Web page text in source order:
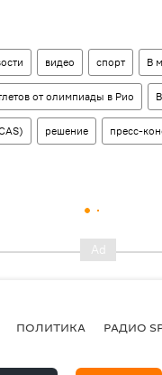
видео спорт В
от олимпиады в Рио
решение пресс-
ПОЛИТИКА РАДИО